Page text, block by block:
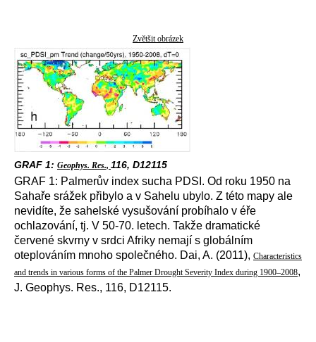
Zvětšit obrázek
GRAF 1: Geophys. Res., 116, D12115
GRAF 1: Palmerův index sucha PDSI. Od roku 1950 na
Sahaře srážek přibylo a v Sahelu ubylo. Z této mapy ale
nevidíte, že sahelské vysušování probíhalo v éře
ochlazování, tj. V 50-70. letech. Takže dramatické
červené skvrny v srdci Afriky nemají s globálním
oteplováním mnoho společného. Dai, A. (2011), Characteristics
and trends in various forms of the Palmer Drought Severity Index during 1900–2008,
J. Geophys. Res., 116, D12115.